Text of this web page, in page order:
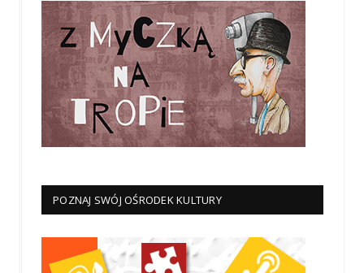
POZNAJ SWÓJ OŚRODEK KULTURY